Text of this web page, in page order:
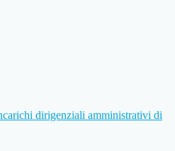
dirigenziali amministrativi di